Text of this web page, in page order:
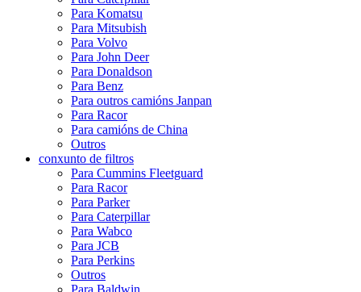
Para Komatsu
Para Mitsubish
Para Volvo
Para John Deer
Para Donaldson
Para Benz
Para outros camións Janpan
Para Racor
Para camións de China
Outros
conxunto de filtros
Para Cummins Fleetguard
Para Racor
Para Parker
Para Caterpillar
Para Wabco
Para JCB
Para Perkins
Outros
Para Baldwin